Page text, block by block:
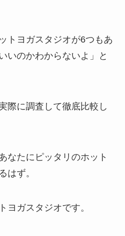
トヨガスタジオが6つもあ
いのかわからないよ」と
際に調査して徹底比較し
なたにピッタリのホット
はず。
ヨガスタジオです。